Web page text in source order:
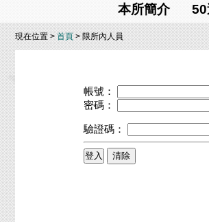
本所簡介
現在位置 >首頁> 限所內人員
帳號：
密碼：
驗證碼：
清除